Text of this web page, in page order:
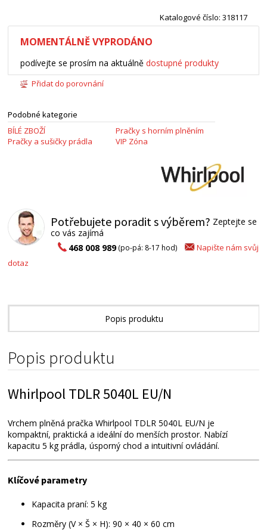
Katalogové číslo: 318117
MOMENTÁLNĚ VYPRODÁNO
podívejte se prosím na aktuálnědostupné produkty
Přidat do porovnání
Podobné kategorie
BÍLÉ ZBOŽÍ
Pračky a sušičky prádla
Pračky s horním plněním
VIP Zóna
Potřebujete poradit s výběrem? Zeptejte se
co vás zajímá
468 008 989(po-pá: 8-17 hod)
Napište nám svůj
dotaz
Popis produktu
Přílohy ke stažení
Alternativní zboží
Popis produktu
Whirlpool TDLR 5040L EU/N
Vrchem plněná pračka Whirlpool TDLR 5040L EU/N je
kompaktní, praktická a ideální do menších prostor. Nabízí
kapacitu 5 kg prádla, úsporný chod a intuitivní ovládání.
Klíčové parametry
Kapacita praní: 5 kg
Rozměry (V × Š × H): 90 × 40 × 60 cm